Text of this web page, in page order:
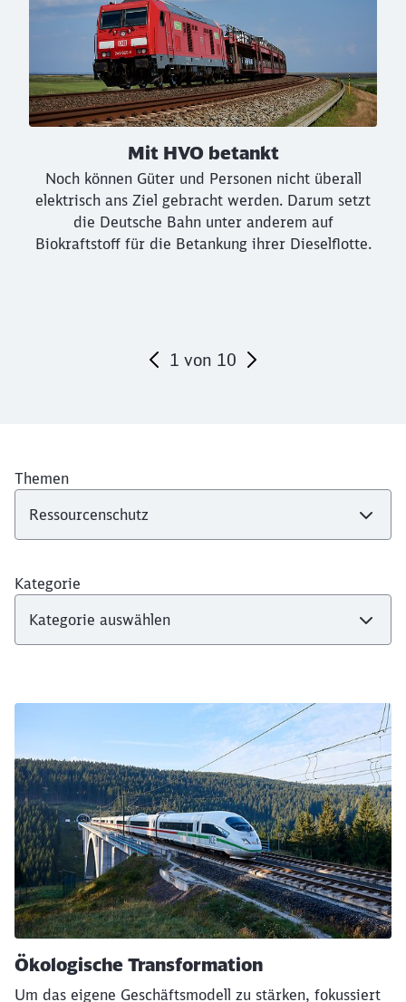
Mit HVO betankt
Noch können Güter und Personen nicht überall
elektrisch ans Ziel gebracht werden. Darum setzt
die Deutsche Bahn unter anderem auf
Biokraftstoff für die Betankung ihrer Dieselflotte.
1 von 10
Themen
Kategorie
Ökologische Transformation
Um das eigene Geschäftsmodell zu stärken, fokussiert